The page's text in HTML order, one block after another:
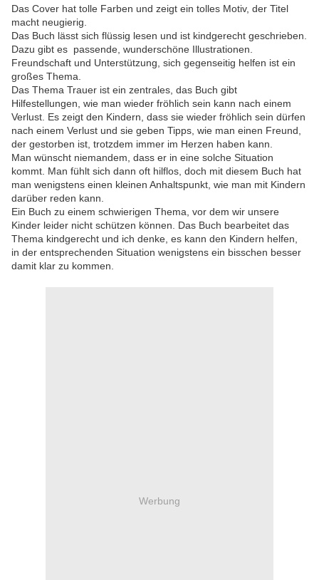
Das Cover hat tolle Farben und zeigt ein tolles Motiv, der Titel
macht neugierig.
Das Buch lässt sich flüssig lesen und ist kindgerecht geschrieben.
Dazu gibt es passende, wunderschöne Illustrationen.
Freundschaft und Unterstützung, sich gegenseitig helfen ist ein
großes Thema.
Das Thema Trauer ist ein zentrales, das Buch gibt
Hilfestellungen, wie man wieder fröhlich sein kann nach einem
Verlust. Es zeigt den Kindern, dass sie wieder fröhlich sein dürfen
nach einem Verlust und sie geben Tipps, wie man einen Freund,
der gestorben ist, trotzdem immer im Herzen haben kann.
Man wünscht niemandem, dass er in eine solche Situation
kommt. Man fühlt sich dann oft hilflos, doch mit diesem Buch hat
man wenigstens einen kleinen Anhaltspunkt, wie man mit Kindern
darüber reden kann.
Ein Buch zu einem schwierigen Thema, vor dem wir unsere
Kinder leider nicht schützen können. Das Buch bearbeitet das
Thema kindgerecht und ich denke, es kann den Kindern helfen,
in der entsprechenden Situation wenigstens ein bisschen besser
damit klar zu kommen.
Werbung